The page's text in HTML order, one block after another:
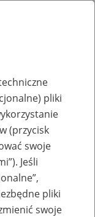
pracy
pliki
(przycisk
swoje
Jeśli
pliki
swoje